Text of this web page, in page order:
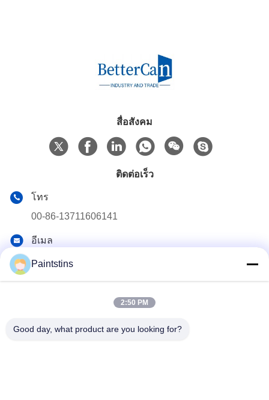
สื่อสังคม
ติดต่อเร็ว
โทร
00-86-13711606141
อีเมล
ที่อยู่
ถนน Huacheng เขต Huadu เมืองกวางโจว จังหวัดกวางดง
Paintstins
2:50 PM
Good day, what product are you looking for?